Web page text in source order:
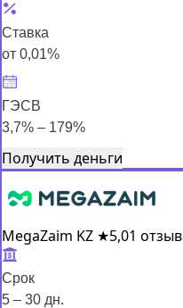
Ставка
от 0,01%
ГЭСВ
3,7% – 179%
Получить деньги
MegaZaim KZ ★5,01 отзыв
Срок
5 – 30 дн.